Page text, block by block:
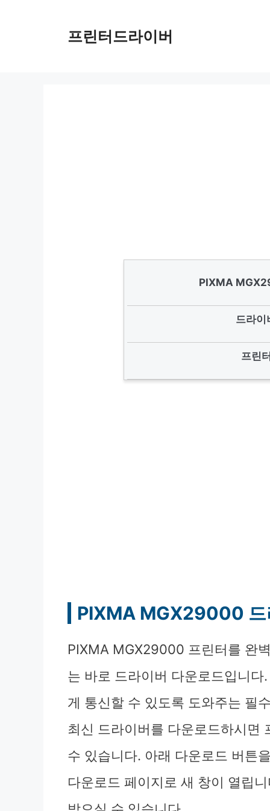
프린터드라이버
PIXMA
드라이
프린
PIXMA MGX29000 드
PIXMA MGX29000 프린터를 완
는 바로 드라이버 다운로드입니
게 통신할 수 있도록 도와주는 필
최신 드라이버를 다운로드하시면
수 있습니다. 아래 다운로드 버튼
다운로드 페이지로 새 창이 열립